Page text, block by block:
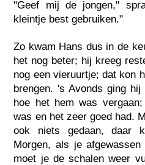
"Geef mij de jongen,"
kleintje best gebruiken."
Zo kwam Hans dus in de
het nog beter; hij kreeg
nog een vieruurtje; dat kon
brengen. 's Avonds ging
hoe het hem was
was en het zeer goed had.
ook niets gedaan, daar
Morgen, als je
moet je de schalen weer